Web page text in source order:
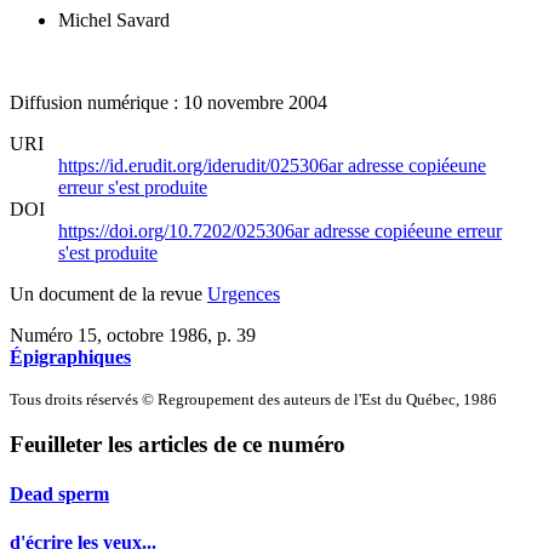
Michel Savard
Diffusion numérique : 10 novembre 2004
URI
https://id.erudit.org/iderudit/025306aradresse copiéeune
erreur s'est produite
DOI
https://doi.org/10.7202/025306aradresse copiéeune erreur
s'est produite
Un document de la revue Urgences
Numéro 15, octobre 1986, p. 39
Épigraphiques
Tous droits réservés © Regroupement des auteurs de l'Est du Québec, 1986
Feuilleter les articles de ce numéro
Dead sperm
d'écrire les yeux...